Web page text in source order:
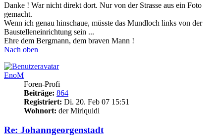
Danke ! War nicht direkt dort. Nur von der Strasse aus ein Foto
gemacht.
Wenn ich genau hinschaue, müsste das Mundloch links von der
Baustelleneinrichtung sein ...
Ehre dem Bergmann, dem braven Mann !
Nach oben
EnoM
Foren-Profi
Beiträge: 864
Registriert: Di. 20. Feb 07 15:51
Wohnort: der Miriquidi
Re: Johanngeorgenstadt